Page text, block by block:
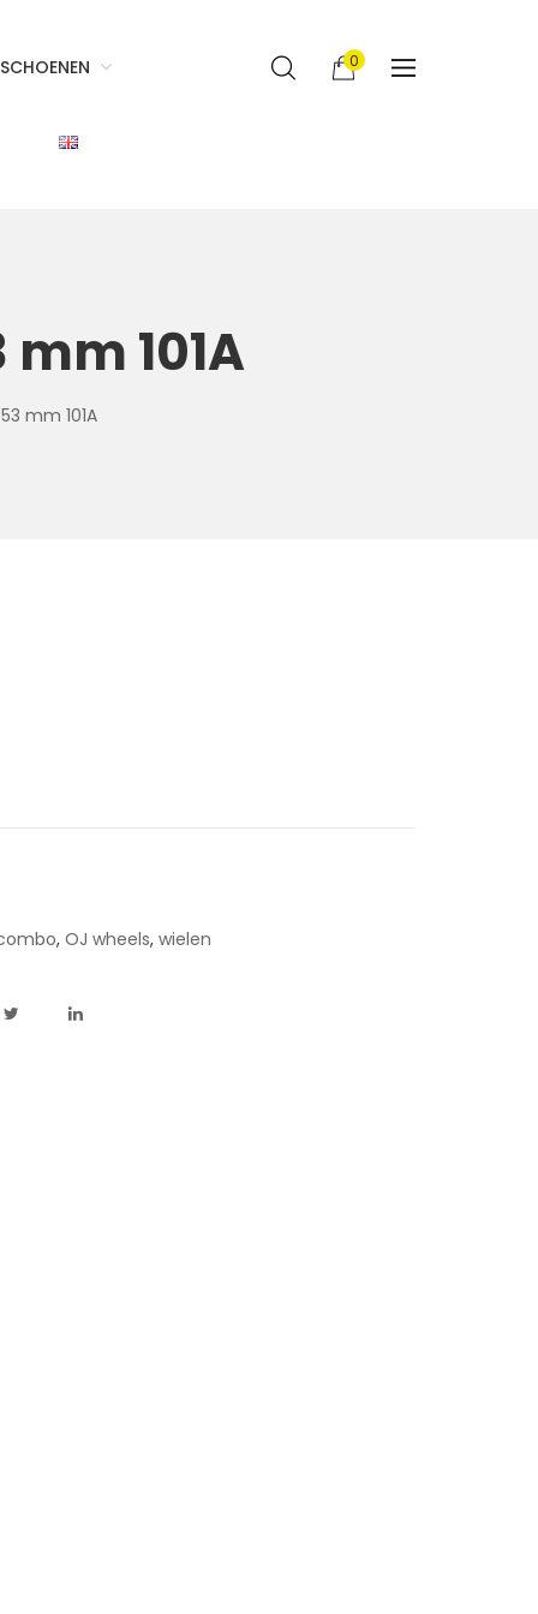
SCHOENEN 0
101A
mm 101A
, OJ wheels, wielen